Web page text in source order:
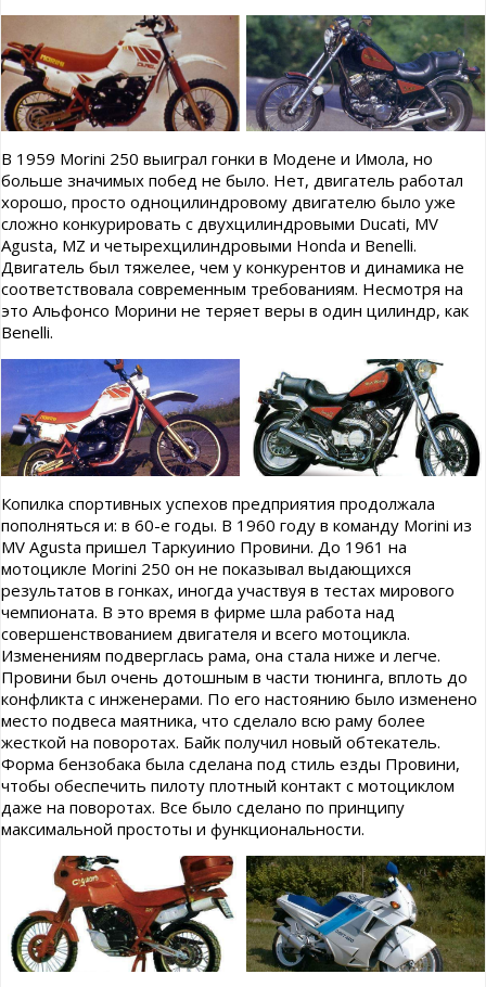
В 1959 Morini 250 выиграл гонки в Модене и Имола, но
больше значимых побед не было. Нет, двигатель работал
хорошо, просто одноцилиндровому двигателю было уже
сложно конкурировать с двухцилиндровыми Ducati, MV
Agusta, MZ и четырехцилиндровыми Honda и Benelli.
Двигатель был тяжелее, чем у конкурентов и динамика не
соответствовала современным требованиям. Несмотря на
это Альфонсо Морини не теряет веры в один цилиндр, как
Benelli.
Копилка спортивных успехов предприятия продолжала
пополняться и: в 60-е годы. В 1960 году в команду Morini из
MV Agusta пришел Таркуинио Провини. До 1961 на
мотоцикле Morini 250 он не показывал выдающихся
результатов в гонках, иногда участвуя в тестах мирового
чемпионата. В это время в фирме шла работа над
совершенствованием двигателя и всего мотоцикла.
Изменениям подверглась рама, она стала ниже и легче.
Провини был очень дотошным в части тюнинга, вплоть до
конфликта с инженерами. По его настоянию было изменено
место подвеса маятника, что сделало всю раму более
жесткой на поворотах. Байк получил новый обтекатель.
Форма бензобака была сделана под стиль езды Провини,
чтобы обеспечить пилоту плотный контакт с мотоциклом
даже на поворотах. Все было сделано по принципу
максимальной простоты и функциональности.